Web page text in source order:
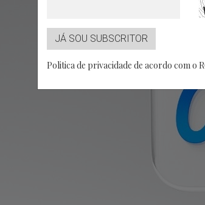
JÁ SOU SUBSCRITOR
Politica de privacidade de acordo com o